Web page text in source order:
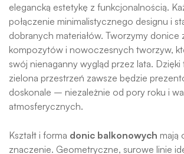
elegancką estetykę z funkcjonalnością.
połączenie minimalistycznego designu i
dobranych materiałów. Tworzymy donice
kompozytów i nowoczesnych tworzyw,
swój nienaganny wygląd przez lata. Dzięki
zielona przestrzeń zawsze będzie
doskonale – niezależnie od pory roku i
atmosferycznych.
Kształt i forma donic balkonowych mają
znaczenie. Geometryczne, surowe linie